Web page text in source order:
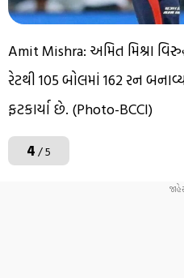
Amit Mishra: અમિત મિશ્રા
રેટથી 105 બોલમાં 162 રન
ફટકાર્યા છે. (Photo-BCCI)
4/ 5